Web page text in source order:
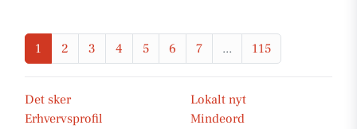
1 2 3 4 5 6 7 ... 115
Det sker
Lokalt nyt
Erhvervsprofil
Mindeord